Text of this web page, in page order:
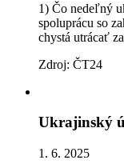
1) Čo nedeľný
spoluprácu so
chystá utrácať
Zdroj: ČT24
Ukrajinský
1. 6. 2025